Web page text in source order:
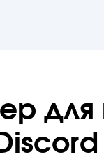
Discord